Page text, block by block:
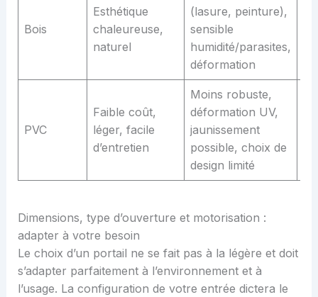
Bois
Esthétique
chaleureuse,
naturel
(lasure, peinture),
sensible
humidité/parasites,
déformation
PVC
Faible coût,
léger, facile
d’entretien
Moins robuste,
déformation UV,
jaunissement
possible, choix de
design limité
Dimensions, type d’ouverture et motorisation :
adapter à votre besoin
Le choix d’un portail ne se fait pas à la légère et doit
s’adapter parfaitement à l’environnement et à
l’usage. La configuration de votre entrée dictera le